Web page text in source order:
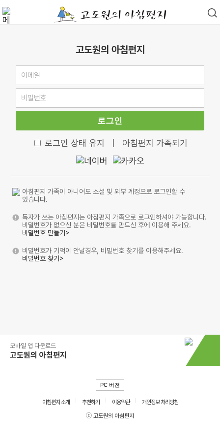
고도원의 아침편지
로그인
로그인 상태 유지 아침편지 가족되기
아침편지 가족이 아니어도 소셜 및 외부 계정으로 로그인할 수
있습니다.
독자가 쓰는 아침편지는 아침편지 가족으로 로그인하셔야 가능합니다.
비밀번호가 없으신 분은 비밀번호를 만드신 후에 이용해 주세요.
비밀번호 만들기>
비밀번호가 기억이 안날경우, 비밀번호 찾기를 이용해주세요.
비밀번호 찾기>
모바일 앱 다운로드
고도원의 아침편지
PC 버전
아침편지 소개 추천하기 이용약관
개인정보 처리방침
ⓒ 고도원의 아침편지